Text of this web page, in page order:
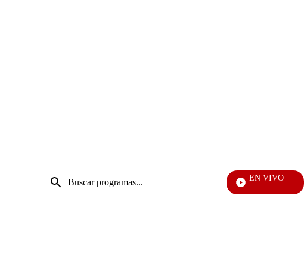
Entrada
de
EN VIVO
Televentas